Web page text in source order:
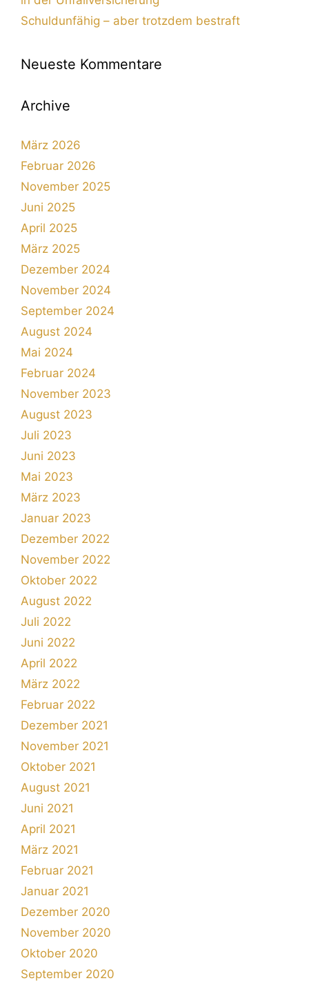
Schuldunfähig – aber trotzdem bestraft
Neueste Kommentare
Archive
März 2026
Februar 2026
November 2025
Juni 2025
April 2025
März 2025
Dezember 2024
November 2024
September 2024
August 2024
Mai 2024
Februar 2024
November 2023
August 2023
Juli 2023
Juni 2023
Mai 2023
März 2023
Januar 2023
Dezember 2022
November 2022
Oktober 2022
August 2022
Juli 2022
Juni 2022
April 2022
März 2022
Februar 2022
Dezember 2021
November 2021
Oktober 2021
August 2021
Juni 2021
April 2021
März 2021
Februar 2021
Januar 2021
Dezember 2020
November 2020
Oktober 2020
September 2020